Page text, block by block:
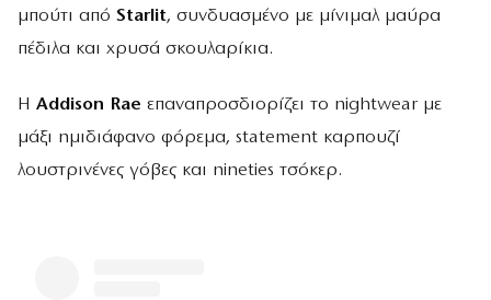
μπούτι από Starlit, συνδυασμένο με μίνιμαλ μαύρα
πέδιλα και χρυσά σκουλαρίκια.
Η Addison Rae επαναπροσδιορίζει το nightwear με
μάξι ημιδιάφανο φόρεμα, statement καρπουζί
λουστρινένες γόβες και nineties τσόκερ.